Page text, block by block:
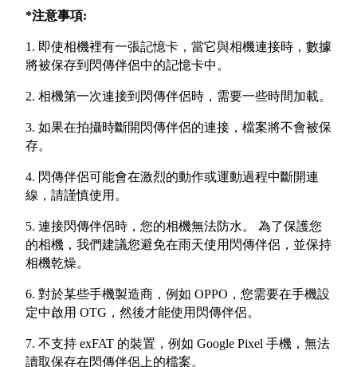
*注意事項:
1. 即使相機裡有一張記憶卡，當它與相機連接時，數據
將被保存到閃傳伴侶中的記憶卡中。
2. 相機第一次連接到閃傳伴侶時，需要一些時間加載。
3. 如果在拍攝時斷開閃傳伴侶的連接，檔案將不會被保
存。
4. 閃傳伴侶可能會在激烈的動作或運動過程中斷開連
線，請謹慎使用。
5. 連接閃傳伴侶時，您的相機無法防水。 為了保護您
的相機，我們建議您避免在雨天使用閃傳伴侶，並保持
相機乾燥。
6. 對於某些手機製造商，例如 OPPO，您需要在手機設
定中啟用 OTG，然後才能使用閃傳伴侶。
7. 不支持 exFAT 的裝置，例如 Google Pixel 手機，無法
讀取保存在閃傳伴侶上的檔案。